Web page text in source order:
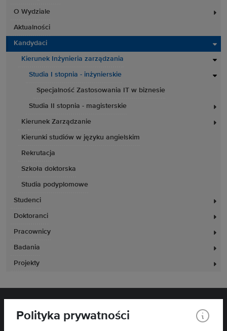
O Wydziale
Aktualności
Kandydaci
Kierunek Inżynieria zarządzania
Studia I stopnia - inżynierskie
Specjalność Zastosowania IT w biznesie
Studia II stopnia - magisterskie
Kierunek Zarządzanie
Kierunki studiów w języku angielskim
Rekrutacja
Szkoła doktorska
Studia podyplomowe
Studenci
Doktoranci
Pracownicy
Badania
Projekty
Polityka prywatności